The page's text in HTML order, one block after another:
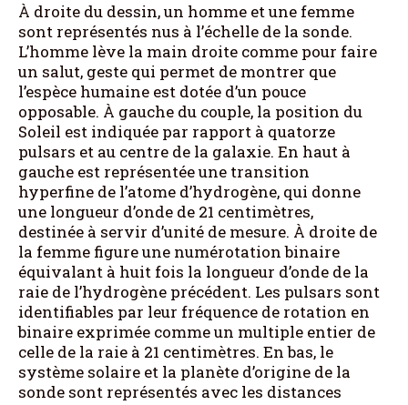
À droite du dessin, un homme et une femme
sont représentés nus à l’échelle de la sonde.
L’homme lève la main droite comme pour faire
un salut, geste qui permet de montrer que
l’espèce humaine est dotée d’un pouce
opposable. À gauche du couple, la position du
Soleil est indiquée par rapport à quatorze
pulsars et au centre de la galaxie. En haut à
gauche est représentée une transition
hyperfine de l’atome d’hydrogène, qui donne
une longueur d’onde de 21 centimètres,
destinée à servir d’unité de mesure. À droite de
la femme figure une numérotation binaire
équivalant à huit fois la longueur d’onde de la
raie de l’hydrogène précédent. Les pulsars sont
identifiables par leur fréquence de rotation en
binaire exprimée comme un multiple entier de
celle de la raie à 21 centimètres. En bas, le
système solaire et la planète d’origine de la
sonde sont représentés avec les distances